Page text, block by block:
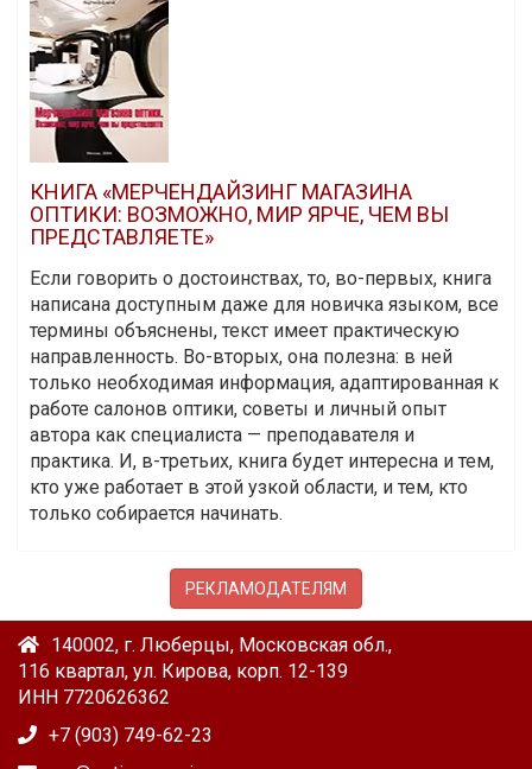
КНИГА «МЕРЧЕНДАЙЗИНГ МАГАЗИНА
ОПТИКИ: ВОЗМОЖНО, МИР ЯРЧЕ, ЧЕМ ВЫ
ПРЕДСТАВЛЯЕТЕ»
Если говорить о достоинствах, то, во-первых, книга
написана доступным даже для новичка языком, все
термины объяснены, текст имеет практическую
направленность. Во-вторых, она полезна: в ней
только необходимая информация, адаптированная к
работе салонов оптики, советы и личный опыт
автора как специалиста — преподавателя и
практика. И, в-третьих, книга будет интересна и тем,
кто уже работает в этой узкой области, и тем, кто
только собирается начинать.
РЕКЛАМОДАТЕЛЯМ
140002, г. Люберцы, Московская обл.,
116 квартал, ул. Кирова, корп. 12-139
ИНН 7720626362
+7 (903) 749-62-23